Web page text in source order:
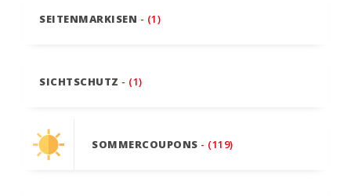
SEITENMARKISEN - (1)
SICHTSCHUTZ - (1)
SOMMERCOUPONS - (119)